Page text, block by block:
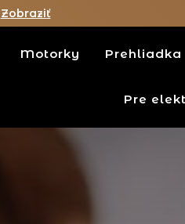
Zobraziť
Motorky Prehliadka
Pre